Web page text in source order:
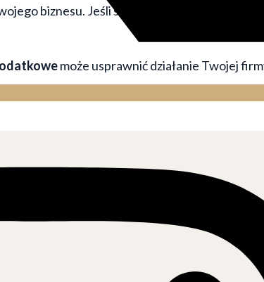
biznesu. Jeśli szukasz partnera, który
może usprawnić działanie Twojej